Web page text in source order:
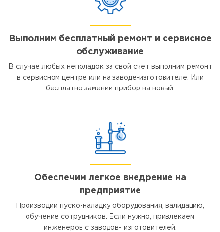
Выполним бесплатный ремонт и сервисное
обслуживание
В случае любых неполадок за свой счет выполним ремонт
в сервисном центре или на заводе-изготовителе. Или
бесплатно заменим прибор на новый.
Обеспечим легкое внедрение на
предприятие
Производим пуско-наладку оборудования, валидацию,
обучение сотрудников. Если нужно, привлекаем
инженеров с заводов- изготовителей.